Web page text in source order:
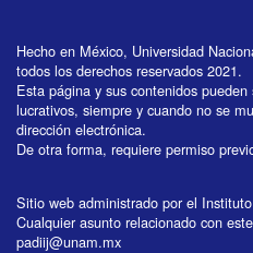
Hecho en México, Universidad
todos los derechos reservados 2021.
Esta página y sus contenidos
lucrativos, siempre y cuando no se
dirección electrónica.
De otra forma, requiere permiso
Sitio web administrado por el
Cualquier asunto relacionado con
padiij@unam.mx